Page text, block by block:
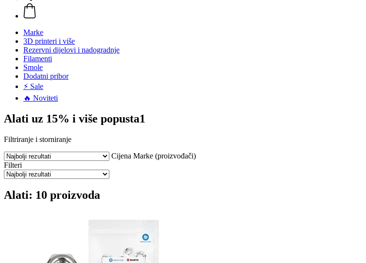
Marke
3D printeri i više
Rezervni dijelovi i nadogradnje
Filamenti
Smole
Dodatni pribor
⚡ Sale
🔥 Noviteti
Alati uz 15% i više popusta1
Filtriranje i storniranje
Cijena Marke (proizvođači)
Filteri
Alati: 10 proizvoda